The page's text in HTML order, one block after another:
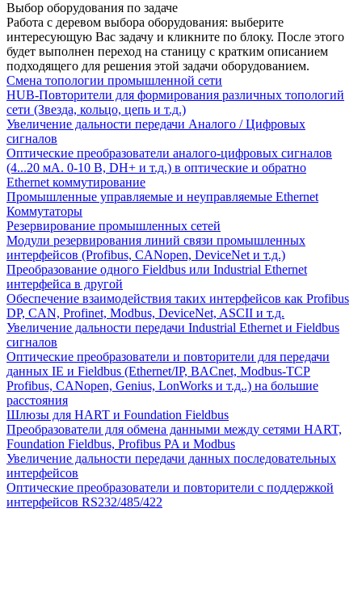
Выбор оборудования по задаче
Работа с деревом выбора оборудования: выберите
интересующую Вас задачу и кликните по блоку. После этого
будет выполнен переход на станицу с кратким описанием
подходящего для решения этой задачи оборудованием.
Смена топологии промышленной сети
HUB-Повторители для формирования различных топологий
сети (Звезда, кольцо, цепь и т.д.)
Увеличение дальности передачи Аналого / Цифровых
сигналов
Оптические преобразователи аналого-цифровых сигналов
(4...20 мА. 0-10 В, DH+ и т.д.) в оптические и обратно
Ethernet коммутирование
Промышленные управляемые и неуправляемые Ethernet
Коммутаторы
Резервирование промышленных сетей
Модули резервирования линий связи промышленных
интерфейсов (Profibus, CANopen, DeviceNet и т.д.)
Преобразование одного Fieldbus или Industrial Ethernet
интерфейса в другой
Обеспечение взаимодействия таких интерфейсов как Profibus
DP, CAN, Profinet, Modbus, DeviceNet, ASCII и т.д.
Увеличение дальности передачи Industrial Ethernet и Fieldbus
сигналов
Оптические преобразователи и повторители для передачи
данных IE и Fieldbus (Ethernet/IP, BACnet, Modbus-TCP
Profibus, CANopen, Genius, LonWorks и т.д..) на большие
расстояния
Шлюзы для HART и Foundation Fieldbus
Преобразователи для обмена данными между сетями HART,
Foundation Fieldbus, Profibus PA и Modbus
Увеличение дальности передачи данных последовательных
интерфейсов
Оптические преобразователи и повторители с поддержкой
интерфейсов RS232/485/422